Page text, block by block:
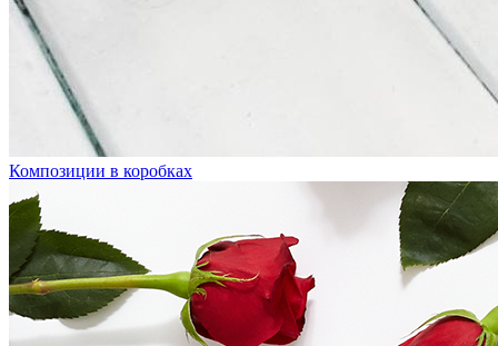
Композиции в коробках